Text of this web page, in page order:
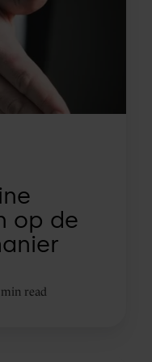
op de
min read